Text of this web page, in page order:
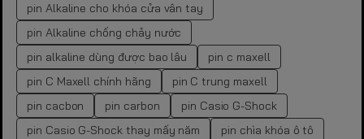
pin Alkaline cho khóa cửa vân tay
pin Alkaline chống chảy nước
pin alkaline dùng được bao lâu
pin c maxell
pin C Maxell chính hãng
pin C trung maxell
pin cacbon
pin carbon
pin Casio G-Shock
pin Casio G-Shock thay mấy năm
pin chìa khóa ô tô